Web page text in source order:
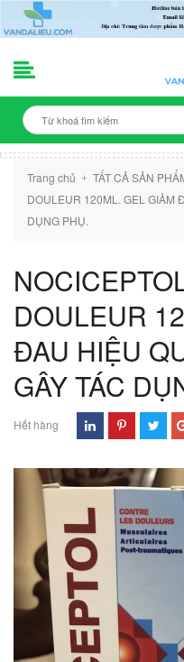
Trang chủ + TẤT CẢ SẢN
DOULEUR 120ML. GEL GIẢM
DỤNG PHỤ.
DOULEUR
ĐAU HIỆU
GÂY TÁC
Hết hàng